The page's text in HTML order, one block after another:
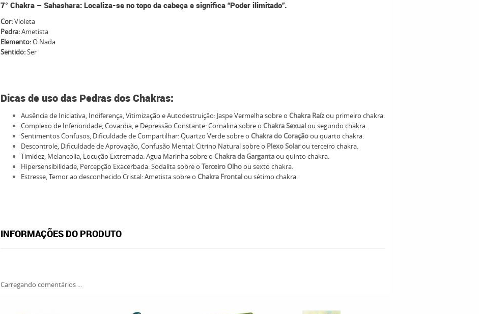
7° Chakra – Sahashara: Localiza-se no topo da cabeça e significa “Poder ilimitado”.
Cor:Violeta
Pedra:Ametista
Elemento:O Nada
Sentido:Ser
Dicas de uso das Pedras dosChakras:
Ausência de Iniciativa, Indiferença, Vitimização e Autodestruição: Jaspe Vermelha sobre o Chakra Raízou primeiro chakra.
Complexo de Inferioridade, Covardia, e Depressão Constante: Cornalina sobre o Chakra Sexualou segundo chakra.
Sentimentos Confusos, Dificuldade de Compartilhar: Quartzo Verde sobre o Chakra do Coraçãoou quarto chakra.
Descontrole, Dificuldade de Aprovação, Confusão Mental: Citrino Natural sobre o Plexo Solarou terceiro chakra.
Timidez, Melancolia, Locução Extremada: Agua Marinha sobre o Chakra da Gargantaou quinto chakra.
Hipersensibilidade, Percepção Exacerbada: Sodalita sobre o Terceiro Olhoou sexto chakra.
Estresse, Temor ao desconhecido Cristal: Ametista sobre o Chakra Frontalou sétimo chakra.
INFORMAÇÕES DO PRODUTO
Carregando comentários ...